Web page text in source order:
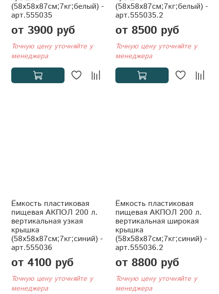
(58x58x87см;7кг;белый) -
арт.555035
от 3900 руб
Точную цену уточняйте у
менеджера
(58x58x87см;7кг;белый) -
арт.555035.2
от 8500 руб
Точную цену уточняйте у
менеджера
Ёмкость пластиковая
пищевая АКПОЛ 200 л.
вертикальная узкая
крышка
(58x58x87см;7кг;синий) -
арт.555036
от 4100 руб
Точную цену уточняйте у
менеджера
Ёмкость пластиковая
пищевая АКПОЛ 200 л.
вертикальная широкая
крышка
(58x58x87см;7кг;синий) -
арт.555036.2
от 8800 руб
Точную цену уточняйте у
менеджера